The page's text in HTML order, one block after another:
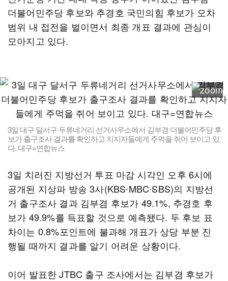
더불어민주당 후보와 추경호 국민의힘 후보가 오차
범위 내 접전을 벌이면서 최종 개표 결과에 관심이
모아지고 있다.
3일 대구 달서구 두류네거리 선거사무소에서 김부겸 더불어민주당 후
보가 출구조사 결과를 확인하고 지지자들에게 주먹을 쥐어 보이고 있
다. 대구=연합뉴스
3일 치러진 지방선거 투표 마감 시각인 오후 6시에
공개된 지상파 방송 3사(KBS∙MBC∙SBS)의 지방선
거 출구조사 결과 김부겸 후보가 49.1%, 추경호 후
보가 49.9%를 득표할 것으로 예측됐다. 두 후보 표
차이는 0.8%포인트에 불과해 개표가 상당 부분 진
행될 때까지 결과를 알기 어려운 상황이다.
이어 발표한 JTBC 출구 조사에서는 김부겸 후보가